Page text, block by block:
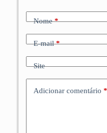
Nome*
E-mail*
Site
Adicionar comentário *